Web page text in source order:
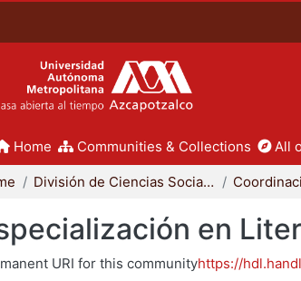
Home Communities & Collections All
División de Ciencias Sociales y Humanidades
en
URI for this communityhttps://